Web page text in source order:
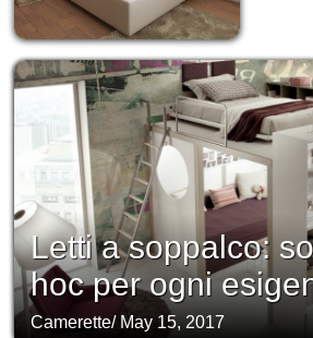
Letti a soppalco:
hoc per ogni
Camerette/ May 15, 2017